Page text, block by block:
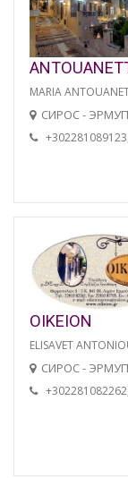
MARIA
СИРОС -
OIKEION
ELISAVET
СИРОС -